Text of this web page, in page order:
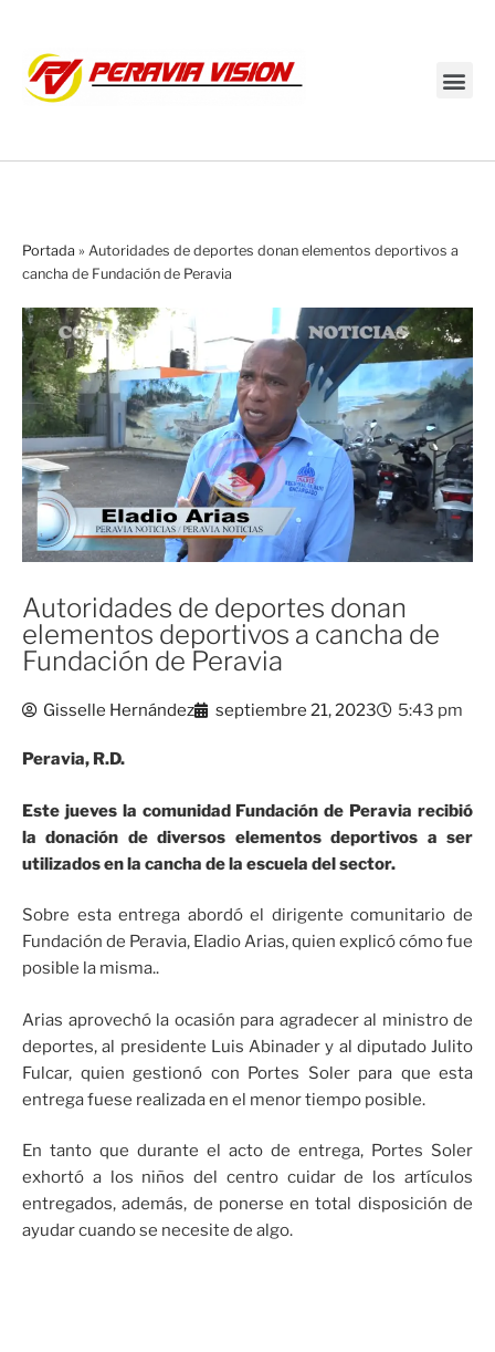
Portada » Autoridades de deportes donan elementos deportivos a
cancha de Fundación de Peravia
Autoridades de deportes donan
elementos deportivos a cancha de
Fundación de Peravia
Gisselle Hernández septiembre 21, 2023 5:43 pm
Peravia, R.D.
Este jueves la comunidad Fundación de Peravia recibió
la donación de diversos elementos deportivos a ser
utilizados en la cancha de la escuela del sector.
Sobre esta entrega abordó el dirigente comunitario de
Fundación de Peravia, Eladio Arias, quien explicó cómo fue
posible la misma..
Arias aprovechó la ocasión para agradecer al ministro de
deportes, al presidente Luis Abinader y al diputado Julito
Fulcar, quien gestionó con Portes Soler para que esta
entrega fuese realizada en el menor tiempo posible.
En tanto que durante el acto de entrega, Portes Soler
exhortó a los niños del centro cuidar de los artículos
entregados, además, de ponerse en total disposición de
ayudar cuando se necesite de algo.